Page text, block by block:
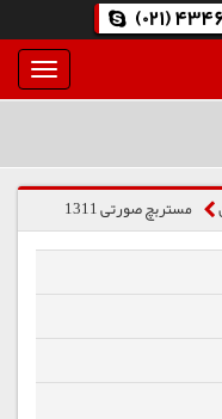
(021)
بار
و
مستربچ صورتی 1311